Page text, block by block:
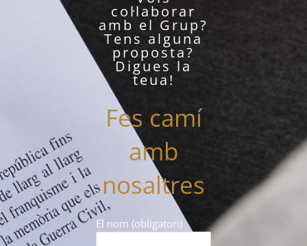
col·laborar
amb el Grup?
Tens alguna
proposta?
Digues la
teua!
Fes camí
amb
nosaltres
El nom (obligatori)